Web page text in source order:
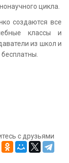
цикла.
создаются все
классы и
из школ и
с друзьями